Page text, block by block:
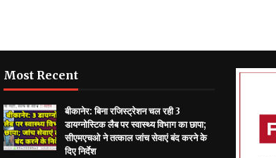
Most Recent
बीकानेर: बिना रजिस्ट्रेशन चल रही 3
डायग्नोस्टिक लैब पर स्वास्थ्य विभाग का छापा;
सीएमएचओ ने तत्काल जांच सेवाएं बंद करने के
दिए निर्देश